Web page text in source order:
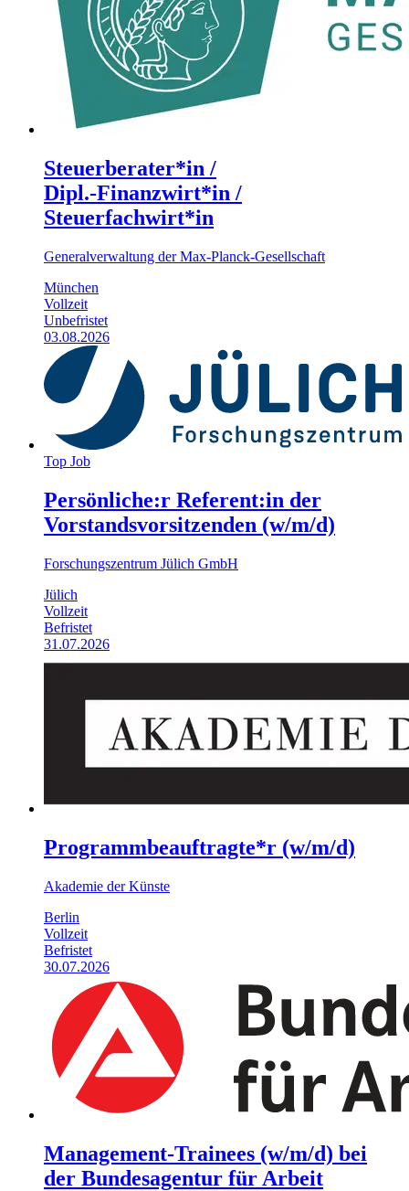
Steuerberater*in /
Dipl.‑Finanzwirt*in /
Steuerfachwirt*in
Generalverwaltung der Max-Planck-Gesellschaft
München
Vollzeit
Unbefristet
03.08.2026
Top Job
Persönliche:r Referent:in der
Vorstands­vorsitzenden (w/m/d)
Forschungszentrum Jülich GmbH
Jülich
Vollzeit
Befristet
31.07.2026
Programmbeauftragte*r (w/m/d)
Akademie der Künste
Berlin
Vollzeit
Befristet
30.07.2026
Management-Trainees (w/m/d) bei
der Bundesagentur für Arbeit